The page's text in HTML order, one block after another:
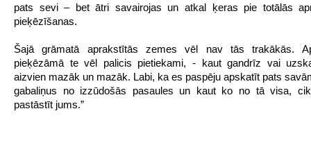
pats sevi – bet ātri savairojas un atkal ķeras pie totālās
pieķēzīšanas.
Šajā grāmatā aprakstītās zemes vēl nav tās trakākās.
pieķēzāmā te vēl palicis pietiekami, - kaut gandrīz vai
aizvien mazāk un mazāk. Labi, ka es paspēju apskatīt pats
gabaliņus no izzūdošās pasaules un kaut ko no tā visa,
pastāstīt jums.”